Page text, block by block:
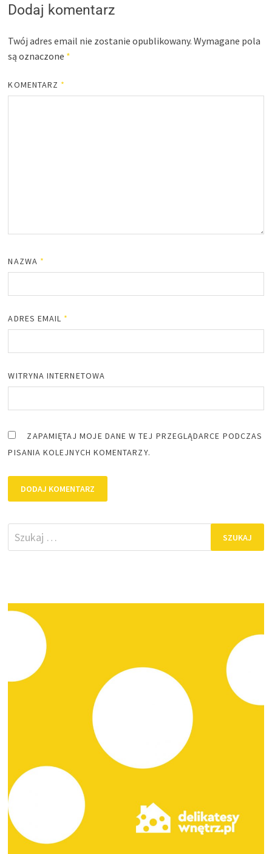
Dodaj komentarz
Twój adres email nie zostanie opublikowany. Wymagane pola
są oznaczone *
KOMENTARZ *
NAZWA *
ADRES EMAIL *
WITRYNA INTERNETOWA
ZAPAMIĘTAJ MOJE DANE W TEJ PRZEGLĄDARCE PODCZAS
PISANIA KOLEJNYCH KOMENTARZY.
Szukaj: